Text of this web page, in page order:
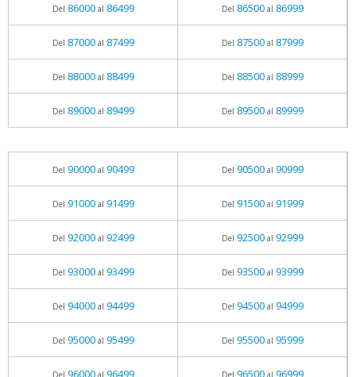
Del 86000al 86499 Del 86500al 86999
Del 87000al 87499 Del 87500al 87999
Del 88000al 88499 Del 88500al 88999
Del 89000al 89499 Del 89500al 89999
Del 90000al 90499 Del 90500al 90999
Del 91000al 91499 Del 91500al 91999
Del 92000al 92499 Del 92500al 92999
Del 93000al 93499 Del 93500al 93999
Del 94000al 94499 Del 94500al 94999
Del 95000al 95499 Del 95500al 95999
Del 96000al 96499 Del 96500al 96999